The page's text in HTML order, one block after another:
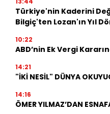
Türkiye'nin Kaderini
Bilgiç'ten Lozan'ın Yıl
10:22
ABD’nin Ek Vergi
14:21
"İKİ NESİL" DÜNYA
14:16
ÖMER YILMAZ’DAN